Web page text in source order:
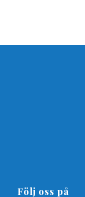
Följ oss på